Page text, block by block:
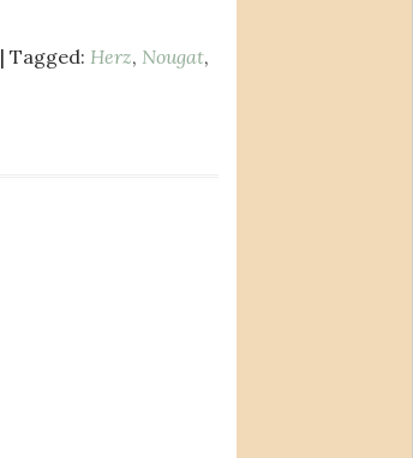
| Tagged: Herz, Nougat,